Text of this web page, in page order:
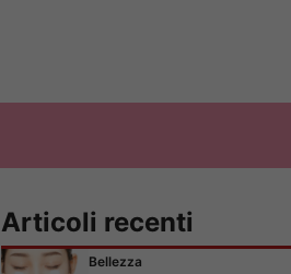
Articoli recenti
Bellezza